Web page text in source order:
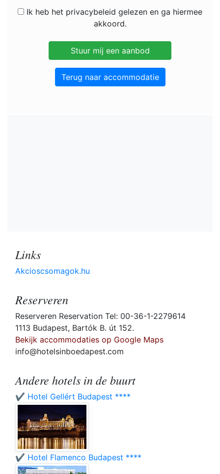
Ik heb het privacybeleid gelezen en ga hiermee
akkoord.
Terug naar accommodatie
Links
Akcioscsomagok.hu
Reserveren
Reserveren Reservation Tel: 00-36-1-2279614
1113 Budapest, Bartók B. út 152.
Bekijk accommodaties op Google Maps
info@hotelsinboedapest.com
Andere hotels in de buurt
✔️ Hotel Gellért Budapest ****
✔️ Hotel Flamenco Budapest ****